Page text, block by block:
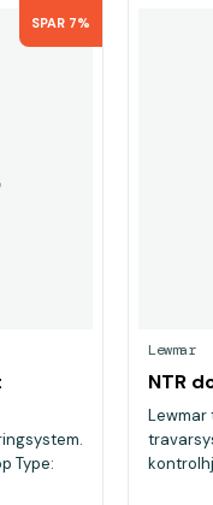
SPAR 7%
Type:
Lewmar
NTR
Lewmar